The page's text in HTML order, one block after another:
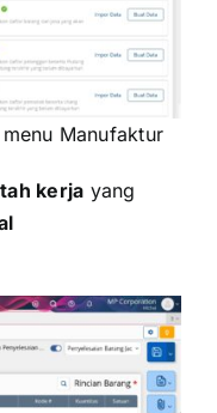
Manufaktur
kerja yang